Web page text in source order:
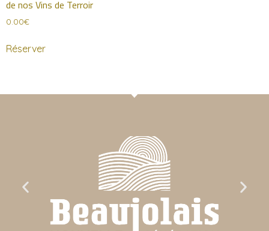
de nos Vins de Terroir
0.00€
Réserver